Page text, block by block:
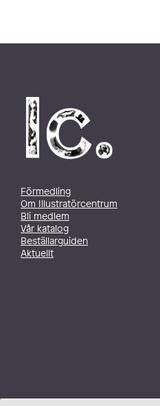
Förmedling
Om Illustratörcentrum
Bli medlem
Vår katalog
Beställarguiden
Aktuellt